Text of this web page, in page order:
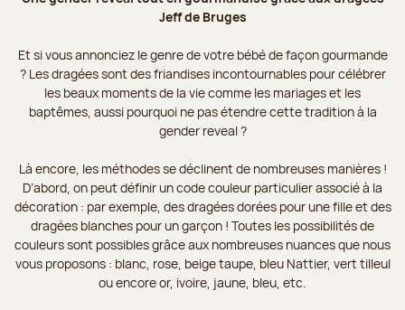
Jeff de Bruges
Et si vous annonciez le genre de votre bébé de façon gourmande
? Les dragées sont des friandises incontournables pour célébrer
les beaux moments de la vie comme les mariages et les
baptêmes, aussi pourquoi ne pas étendre cette tradition à la
gender reveal ?
Là encore, les méthodes se déclinent de nombreuses manières !
D’abord, on peut définir un code couleur particulier associé à la
décoration : par exemple, des dragées dorées pour une fille et des
dragées blanches pour un garçon ! Toutes les possibilités de
couleurs sont possibles grâce aux nombreuses nuances que nous
vous proposons : blanc, rose, beige taupe, bleu Nattier, vert tilleul
ou encore or, ivoire, jaune, bleu, etc.